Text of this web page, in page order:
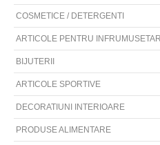
COSMETICE / DETERGENTI
ARTICOLE PENTRU
BIJUTERII
ARTICOLE SPORTIVE
DECORATIUNI INTERIOARE
PRODUSE ALIMENTARE